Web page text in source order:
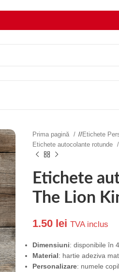
Prima pagină / Etichete
Etichete autocolante rotunde
Etichete
The Lion
1.50 lei TVA inclus
Dimensiuni: disponibile în
Material: hartie adeziva
Personalizare: numele